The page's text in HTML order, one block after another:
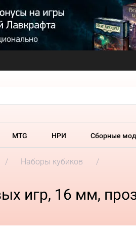
MTG НРИ Сборные
Наборы кубиков
игр, 16 мм,